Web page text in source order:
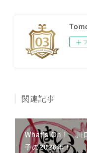
関連記事
What's On ! 川
子の2026年！